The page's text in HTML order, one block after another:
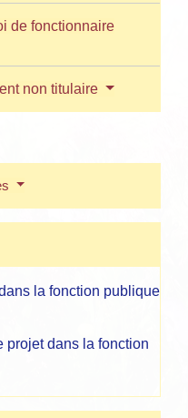
de fonctionnaire
non titulaire
la fonction publique
projet dans la fonction